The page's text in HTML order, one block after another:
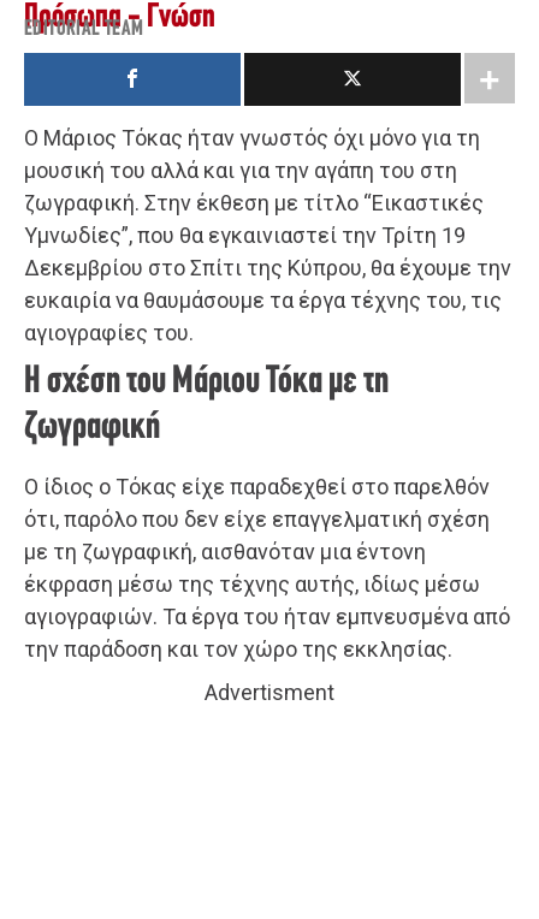
Πρόσωπα - Γνώση
EDITORIAL TEAM
O Μάριος Τόκας ήταν γνωστός όχι μόνο για τη
μουσική του αλλά και για την αγάπη του στη
ζωγραφική. Στην έκθεση με τίτλο “Εικαστικές
Υμνωδίες”, που θα εγκαινιαστεί την Τρίτη 19
Δεκεμβρίου στο Σπίτι της Κύπρου, θα έχουμε την
ευκαιρία να θαυμάσουμε τα έργα τέχνης του, τις
αγιογραφίες του.
Η σχέση του Μάριου Τόκα με τη
ζωγραφική
Ο ίδιος ο Τόκας είχε παραδεχθεί στο παρελθόν
ότι, παρόλο που δεν είχε επαγγελματική σχέση
με τη ζωγραφική, αισθανόταν μια έντονη
έκφραση μέσω της τέχνης αυτής, ιδίως μέσω
αγιογραφιών. Τα έργα του ήταν εμπνευσμένα από
την παράδοση και τον χώρο της εκκλησίας.
Advertisment